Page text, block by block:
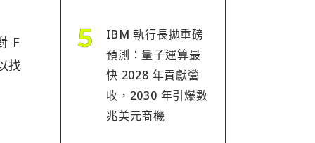
F
找
IBM 執行長拋重磅
預測：量子運算最
快 2028 年貢獻營
收，2030 年引爆數
兆美元商機